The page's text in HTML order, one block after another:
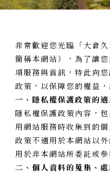
非常歡迎您光臨「大倉
簡稱本網站），為了讓
項服務與資訊，特此向
政策，以保障您的權益
一、隱私權保護政策的
隱私權保護政策內容，
用網站服務時收集到的
政策不適用於本網站以
用於非本網站所委託或參
二、個人資料的蒐集、